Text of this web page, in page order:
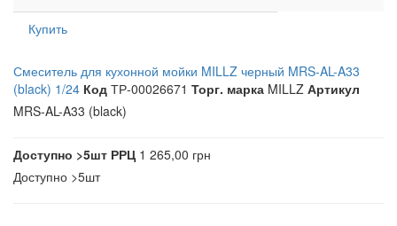
Купить
Смеситель для кухонной мойки MILLZ черный MRS-AL-A33
(black) 1/24 Код ТР-00026671 Торг. марка MILLZ Артикул
MRS-AL-A33 (black)
Доступно >5шт РРЦ1 265,00 грн
Доступно >5шт